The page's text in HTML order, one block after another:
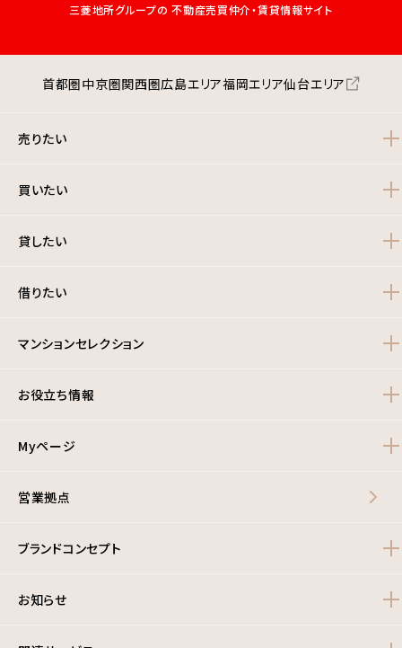
三菱地所グループの 不動産売買仲介・賃貸情報サイト
首都圏中京圏関西圏広島エリア福岡エリア仙台エリア
売りたい
買いたい
貸したい
借りたい
マンションセレクション
お役立ち情報
Myページ
営業拠点
ブランドコンセプト
お知らせ